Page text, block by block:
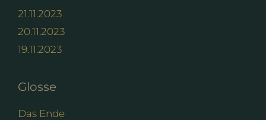
21.11.2023
20.11.2023
19.11.2023
Glosse
Das Ende